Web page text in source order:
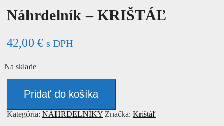
Náhrdelník – KRIŠTÁĽ
42,00 € s DPH
Na sklade
Náhrdelník
KRIŠTÁĽ
Pridať do košíka
Kategória: NÁHRDELNÍKY Značka: Krištáľ